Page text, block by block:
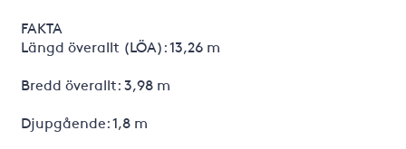
FAKTA
Längd överallt (LÖA): 13,26 m
Bredd överallt: 3,98 m
Djupgående: 1,8 m